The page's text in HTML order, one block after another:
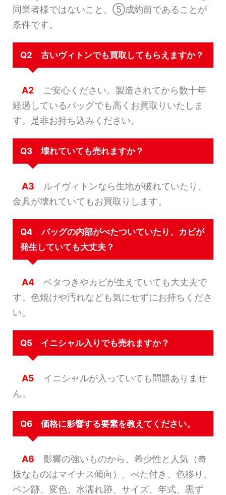
同業者様ではないこと。⑤成約前であることが
条件です。
Q2 古いヴィトンでも買取してもらえますか？
A2 ご安心ください。製造されてから数十年
経過しているバッグでも高くお買取りいたしま
す。是非お持ち込みください。
Q3 壊れていても売れますか？
A3 ルイヴィトンなら生地が破れていたり、
金具が壊れていてもお買取りします。
Q4 バッグの内部がべたついていたり、カビが
発生していても大丈夫？
A4 ベタつきやカビが生えていても大丈夫で
す。色焼けや汚れなども気にせずにお持ちくださ
い。
Q5 イニシャル入りでも売れますか？
A5 イニシャルが入っていても問題ありませ
ん。
Q6 価格に影響する要素を教えてください。
A6 影響の強いものから、希少性と人気（奇
抜なものはマイナス傾向）、べた付き、色移り、
ペン跡、変色、水濡れ跡、サイズ、年式、黒ず